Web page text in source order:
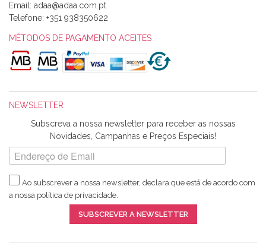
Alexandra Morais
Olá boa Noite. Os meus tecidos chegaram hoje. Muito
obrigada pelo miminho que dá um jeitaço pras minhas linhas
de bordar e não sei o que pões nos tecidos, mas que cheiram
maravilhosamente ... cheiram! :) Muito Obrigada.
Harita a minha encomenda já chegou. :) Muito obrigada pela
rapidez no envio, pela qualidade dos materiais que me
enviaste e pela simpatia de sempre. :)
Catarina Amaro
5 estrelas. Gosto muito do serviço. A Harita Chotalal é muito
Email:
Telefone: +351 938350622
MÉTODOS DE PAGAMENTO ACEITES
NEWSLETTER
Subscreva a nossa newsletter para receber as nossas
Novidades, Campanhas e Preços Especiais!
Ao subscrever a nossa newsletter, declara que está de acordo com
a nossa política de privacidade.
SUBSCREVER A NEWSLETTER